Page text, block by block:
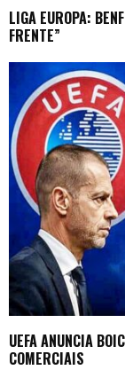
LIGA EUROPA:
FRENTE”
UEFA ANUNCIA
COMERCIAIS